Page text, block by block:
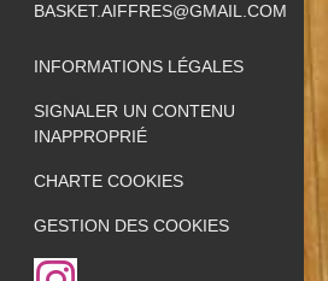
BASKET.AIFFRES@GMAIL.COM
INFORMATIONS LÉGALES
SIGNALER UN CONTENU
INAPPROPRIÉ
CHARTE COOKIES
GESTION DES COOKIES